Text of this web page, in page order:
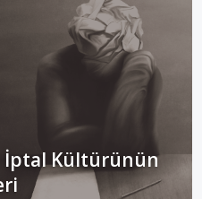
İptal Kültürünün